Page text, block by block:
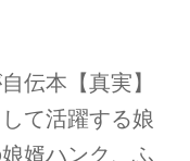
伝本【真実】
て活躍する娘
婿ハンク、ふ